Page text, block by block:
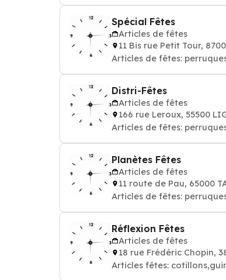
Spécial Fêtes
Articles de fêtes
11 Bis rue Petit Tour,
Articles de fêtes:
Distri-Fêtes
Articles de fêtes
166 rue Leroux, 55500
Articles de fêtes:
Planètes Fêtes
Articles de fêtes
11 route de Pau, 65000
Articles de fêtes:
Réflexion Fêtes
Articles de fêtes
18 rue Frédéric Chopin,
Articles fêtes: